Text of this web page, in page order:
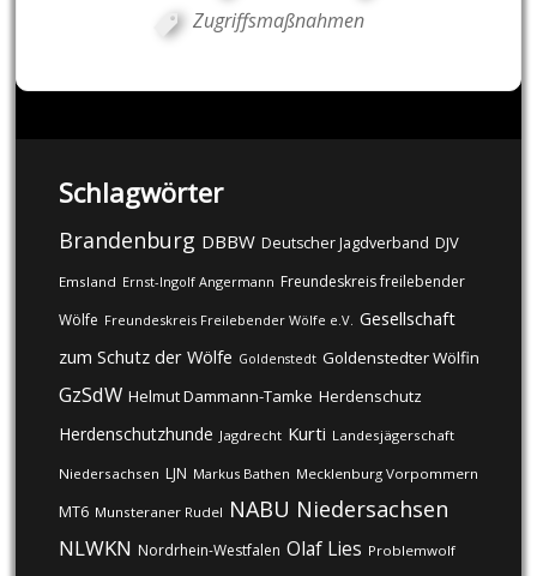
Zugriffsmaßnahmen
Schlagwörter
Brandenburg DBBW Deutscher Jagdverband DJV
Emsland Ernst-Ingolf Angermann Freundeskreis freilebender
Wölfe Freundeskreis Freilebender Wölfe e.V. Gesellschaft
zum Schutz der Wölfe Goldenstedt Goldenstedter Wölfin
GzSdW Helmut Dammann-Tamke Herdenschutz
Herdenschutzhunde Jagdrecht Kurti Landesjägerschaft
Niedersachsen LJN Markus Bathen Mecklenburg Vorpommern
MT6 Munsteraner Rudel NABU Niedersachsen
NLWKN Nordrhein-Westfalen Olaf Lies Problemwolf